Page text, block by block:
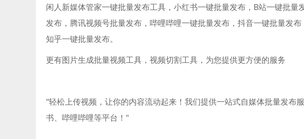
闲人新媒体管家一键批量发布工具，小红书一键批量发布，B站一键批
发布，腾讯视频号批量发布，哔哩哔哩一键批量发布，抖音一键批量发
知乎一键批量发布。
更有图片生成批量视频工具，视频切割工具，为您提供更方便的服务
"轻松上传视频，让你的内容流动起来！我们提供一站式自媒体批量发布
书、哔哩哔哩等平台！"